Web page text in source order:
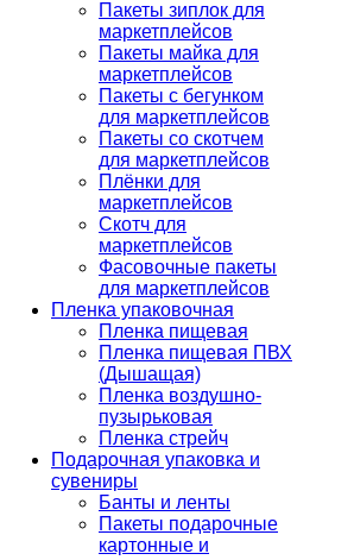
Пакеты зиплок для
маркетплейсов
Пакеты майка для
маркетплейсов
Пакеты с бегунком
для маркетплейсов
Пакеты со скотчем
для маркетплейсов
Плёнки для
маркетплейсов
Скотч для
маркетплейсов
Фасовочные пакеты
для маркетплейсов
Пленка упаковочная
Пленка пищевая
Пленка пищевая ПВХ
(Дышащая)
Пленка воздушно-
пузырьковая
Пленка стрейч
Подарочная упаковка и
сувениры
Банты и ленты
Пакеты подарочные
картонные и